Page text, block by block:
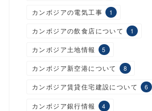
カンボジアの電気工事 1
カンボジアの飲食店について 1
カンボジア土地情報 5
カンボジア新空港について 8
カンボジア賃貸住宅建設について 6
カンボジア銀行情報 4